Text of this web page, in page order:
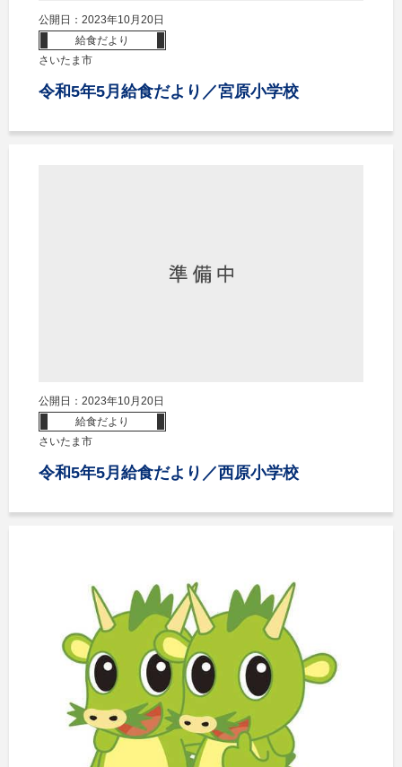
公開日：2023年10月20日
給食だより
さいたま市
令和5年5月給食だより／宮原小学校
公開日：2023年10月20日
給食だより
さいたま市
令和5年5月給食だより／西原小学校